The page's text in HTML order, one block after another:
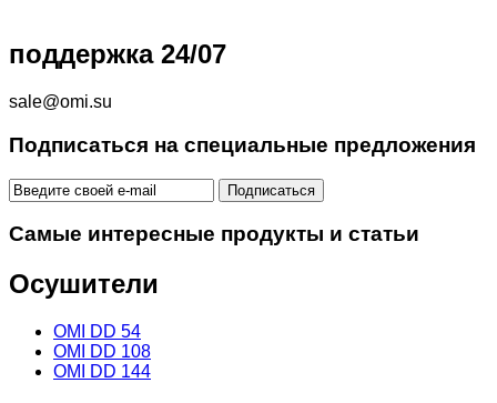
поддержка 24/07
sale@omi.su
Подписаться на специальные предложения
Самые интересные продукты и статьи
Осушители
OMI DD 54
OMI DD 108
OMI DD 144